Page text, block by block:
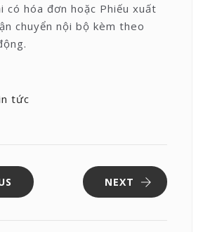
có hóa đơn hoặc Phiếu xuất
chuyển nội bộ kèm theo
tức
NEXT